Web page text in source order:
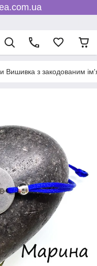
Вишивка з закодованим